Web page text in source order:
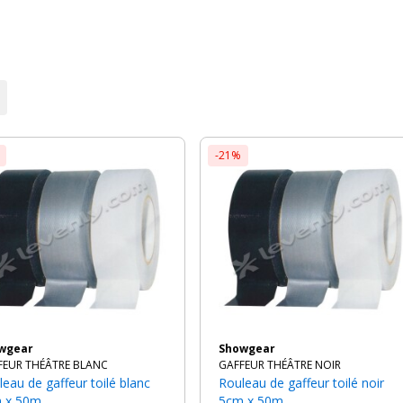
recouverte. Les gaffeurs sont recommandés pour tous les
des concerts, des festivals, des foires et salons...
THÉÂTRE BLANC
-21%
Showgear
GAFFEUR THÉÂTRE NOIR
Rouleau de gaffeur toilé noir